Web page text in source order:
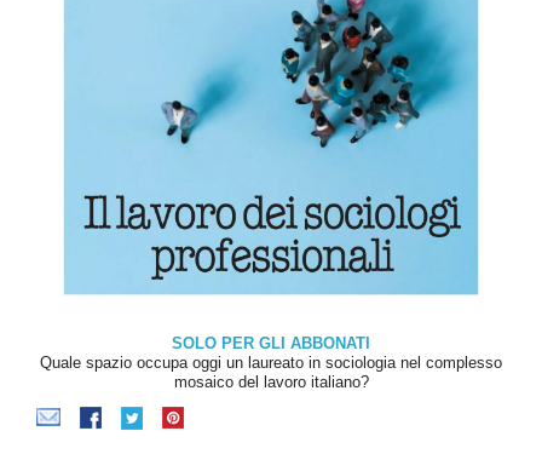
SOLO PER GLI ABBONATI
Quale spazio occupa oggi un laureato in sociologia nel complesso
mosaico del lavoro italiano?